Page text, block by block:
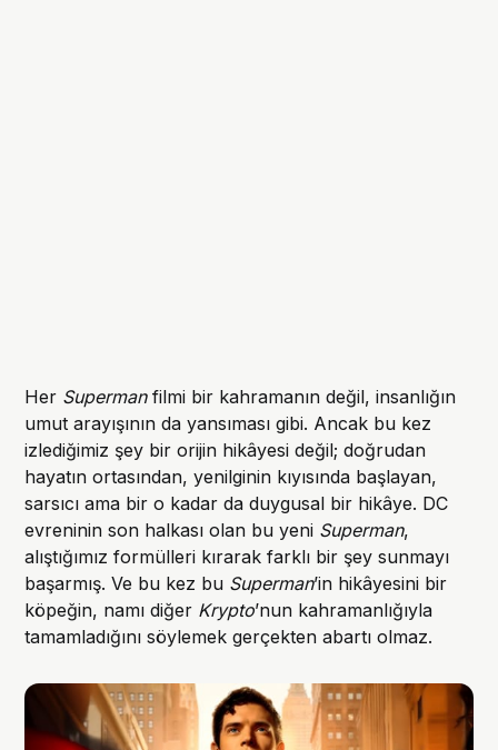
Her Supermanfilmi bir kahramanın değil, insanlığın
umut arayışının da yansıması gibi. Ancak bu kez
izlediğimiz şey bir orijin hikâyesi değil; doğrudan
hayatın ortasından, yenilginin kıyısında başlayan,
sarsıcı ama bir o kadar da duygusal bir hikâye. DC
evreninin son halkası olan bu yeni Superman,
alıştığımız formülleri kırarak farklı bir şey sunmayı
başarmış. Ve bu kez bu Superman’in hikâyesini bir
köpeğin, namı diğer Krypto’nun kahramanlığıyla
tamamladığını söylemek gerçekten abartı olmaz.